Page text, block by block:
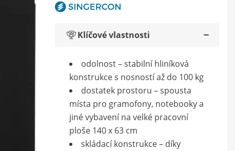
Klíčové vlastnosti
odolnost – stabilní hliníková
konstrukce s nosností až do 100 kg
dostatek prostoru – spousta
místa pro gramofony, notebooky a
jiné vybavení na velké pracovní
ploše 140 x 63 cm
skládací konstrukce – díky